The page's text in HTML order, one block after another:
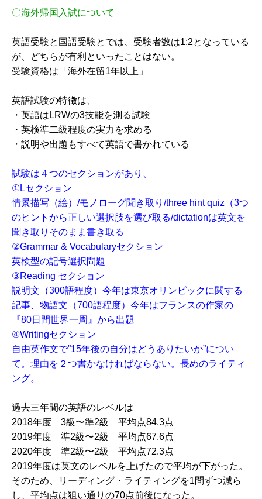
〇海外帰国入試について
英語受験と国語受験とでは、受験者数は1:2となっている
が、どちらが有利といったことはない。
受験資格は「海外在留1年以上」
英語試験の特徴は、
・英語はLRWの3技能を測る試験
・英検準二級程度の実力を求める
・説明や出題もすべて英語で書かれている
試験は４つのセクションがあり、
①Lセクション
情景描写（絵）/モノローグ聞き取り/three hint quiz（3つ
のヒントから正しい選択肢を選び取る/dictationは英文を
聞き取りそのまま書き取る
②Grammar & Vocabularyセクション
英検型の記号選択問題
③Reading セクション
説明文（300語程度）今年は東京オリンピックに関する
記事、物語文（700語程度）今年はフランスの作家の
『80日間世界一周』から出題
④Writingセクション
自由英作文で”15年後の自分はどうありたいか”につい
て。理由を２つ書かなければならない。長めのライティ
ング。
過去三年間の英語のレベルは
2018年度 3級〜準2級 平均点84.3点
2019年度 準2級〜2級 平均点67.6点
2020年度 準2級〜2級 平均点72.3点
2019年度は英文のレベルを上げたので平均が下がった。
そのため、リーディング・ライティングを1問ずつ減ら
し、平均点は狙い通りの70点前後になった。